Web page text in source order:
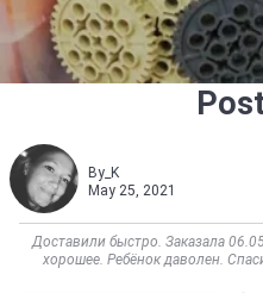
By_K
May 25, 2021
Доставили быстро. Заказала
хорошее. Ребёнок даволен.